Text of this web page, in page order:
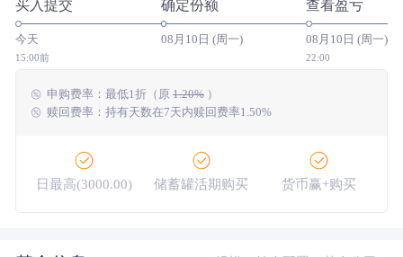
近五年 -32.93% 39.31% 142/145
今年以来 420/423
成立以来 -11.23%
买入提交
今天
15:00前
确定份额
08月10日 (周一)
查看盈亏
08月10日 (周一)
22:00
申购费率： 最低1折（原 1.20%）
赎回费率：持有天数在7天内赎回费率1.50%
日最高(3000.00) 储蓄罐活期购买 货币赢+购买